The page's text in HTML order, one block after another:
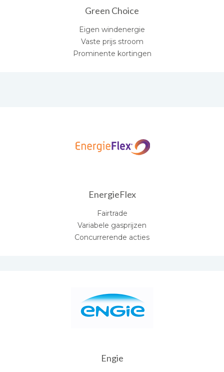
Green Choice
Eigen windenergie
Vaste prijs stroom
Prominente kortingen
EnergieFlex
Fairtrade
Variabele gasprijzen
Concurrerende acties
Engie